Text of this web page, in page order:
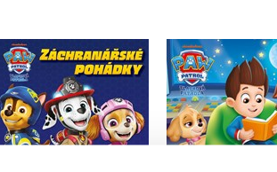
Tlapková patrola -
Záchranářské pohádky
Kolektiv
Tlapková
Dobrou noc s